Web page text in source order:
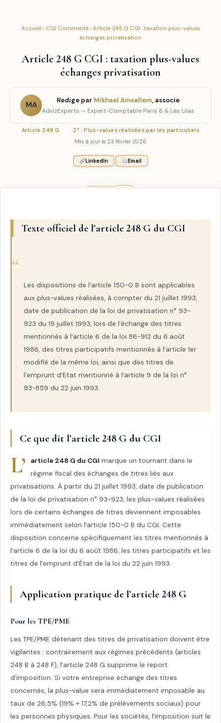
Accueil › CGI Commenté› Article 248 G CGI : taxation plus-values
échanges privatisation
Article 248 G CGI : taxation plus-values
échanges privatisation
MA
Redige par Mikhael Amsellem, associe
AdvizExperts — Expert-Comptable Paris 8 & Les Lilas
Article 248 G 2° : Plus-values réalisées par les particuliers
Mis à jour le 23 février 2026
LinkedIn Email
Texte officiel de l’article 248 G du CGI
Les dispositions de l’article 150-0 B sont applicables
aux plus-values réalisées, à compter du 21 juillet 1993,
date de publication de la loi de privatisation n° 93-
923 du 19 juillet 1993, lors de l’échange des titres
mentionnés à l’article 6 de la loi 86-912 du 6 août
1986, des titres participatifs mentionnés à l’article 1er
modifié de la même loi, ainsi que des titres de
l’emprunt d’Etat mentionné à l’article 9 de la loi n°
93-859 du 22 juin 1993.
Ce que dit l’article 248 G du CGI
L’ article 248 G du CGI marque un tournant dans le
régime fiscal des échanges de titres liés aux
privatisations. À partir du 21 juillet 1993, date de publication
de la loi de privatisation n° 93-923, les plus-values réalisées
lors de certains échanges de titres deviennent imposables
immédiatement selon l’article 150-0 B du CGI. Cette
disposition concerne spécifiquement les titres mentionnés à
l’article 6 de la loi du 6 août 1986, les titres participatifs et les
titres de l’emprunt d’État de la loi du 22 juin 1993.
Application pratique de l’article 248 G
Pour les TPE/PME
Les TPE/PME détenant des titres de privatisation doivent être
vigilantes : contrairement aux régimes précédents (articles
248 B à 248 F), l’article 248 G supprime le report
d’imposition. Si votre entreprise échange des titres
concernés, la plus-value sera immédiatement imposable au
taux de 26,5% (19% + 17,2% de prélèvements sociaux) pour
les personnes physiques. Pour les sociétés, l’imposition suit le